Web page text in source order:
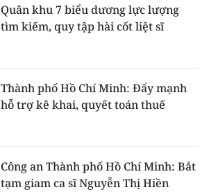
Quân khu 7 biểu dương lực lượng
tìm kiếm, quy tập hài cốt liệt sĩ
Thành phố Hồ Chí Minh: Đẩy mạnh
hỗ trợ kê khai, quyết toán thuế
Công an Thành phố Hồ Chí Minh: Bắt
tạm giam ca sĩ Nguyễn Thị Hiền